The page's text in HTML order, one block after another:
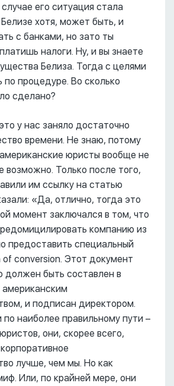
его ситуация стала
хотя, может быть, и
с банками, но зато ты
налоги. Ну, и вы знаете
Белиза. Тогда с целями
по процедуре. Во сколько
сделано?
у нас заняло достаточно
времени. Не знаю, потому
юристы вообще не
возможно. Только после того,
им ссылку на статью
«Да, отлично, тогда это
момент заключался в том, что
компанию из
предоставить специальный
of conversion. Этот документ
должен быть составлен в
американским
и подписан директором.
наиболее правильному пути –
они, скорее всего,
лучше, чем мы. Но как
Или, по крайней мере, они